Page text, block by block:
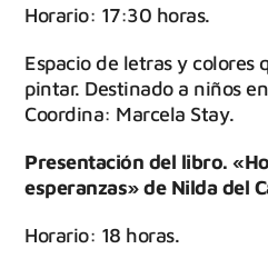
Horario: 17:30 horas.
Espacio de letras y colores
pintar. Destinado a niños
Coordina: Marcela Stay.
Presentación del libro.
esperanzas» de Nilda del
Horario: 18 horas.